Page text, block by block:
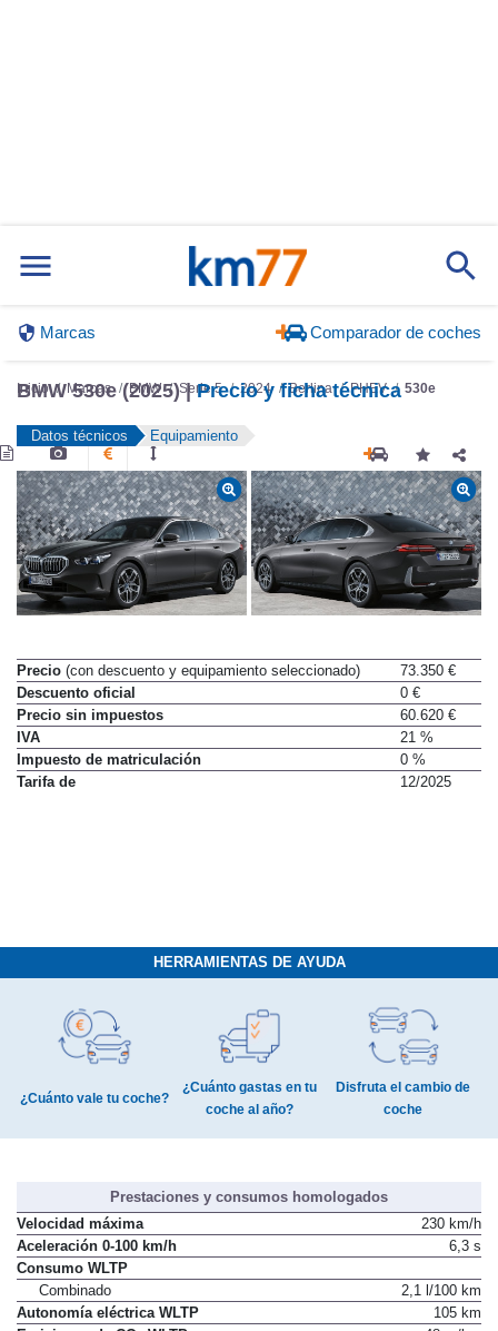
BMW 530e (2025) | Precio y ficha técnica
Datos técnicos Equipamiento
Precio(con descuento y equipamiento seleccionado)
73.350 €
Descuento oficial
0 €
Precio sin impuestos
60.620 €
IVA
21 %
Impuesto de matriculación
0 %
HERRAMIENTAS DE AYUDA
¿Cuánto gastas en tu
Disfruta el cambio de
Prestaciones y consumos homologados
Velocidad máxima
230 km/h
Aceleración 0-100 km/h
Consumo WLTP
Combinado
2,1 l/100 km